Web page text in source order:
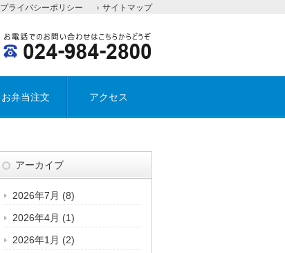
プライバシーポリシー サイトマップ
お弁当注文 アクセス
アーカイブ
2026年7月 (8)
2026年4月 (1)
2026年1月 (2)